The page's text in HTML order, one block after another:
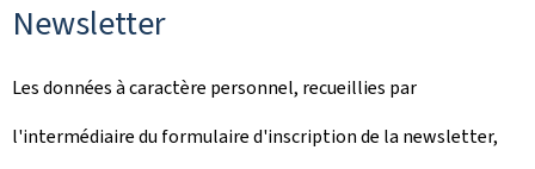
Newsletter
Les données à caractère personnel, recueillies par
l'intermédiaire du formulaire d'inscription de la newsletter,